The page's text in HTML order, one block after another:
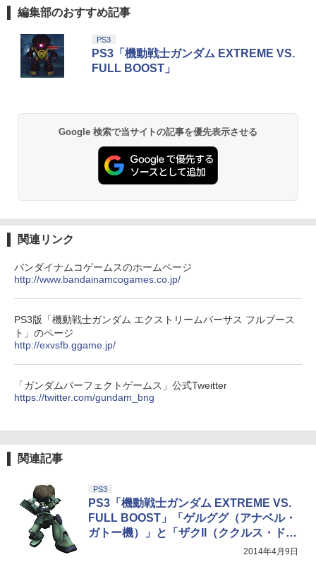
編集部のおすすめ記事
PS3
PS3「機動戦士ガンダム EXTREME VS.
FULL BOOST」
Google 検索で当サイトの記事を優先表示させる
関連リンク
バンダイナムコゲームスのホームページ
http://www.bandainamcogames.co.jp/
PS3版「機動戦士ガンダム エクストリームバーサス フルブース
ト」のページ
http://exvsfb.ggame.jp/
「ガンダムパーフェクトゲームス」公式Tweitter
https://twitter.com/gundam_bng
関連記事
PS3
PS3「機動戦士ガンダム EXTREME VS.
FULL BOOST」「ゲルググ（アナベル・
ガトー機）」と「ザクII（ククルス・ドア
2014年4月9日